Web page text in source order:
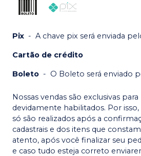
Pix - A chave pix será enviada
Cartão de crédito
Boleto - O Boleto será enviado
Nossas vendas são exclusivas
devidamente habilitados. Por
só são realizados após a
cadastrais e dos itens que
atento, após você finalizar seu
e caso tudo esteja correto